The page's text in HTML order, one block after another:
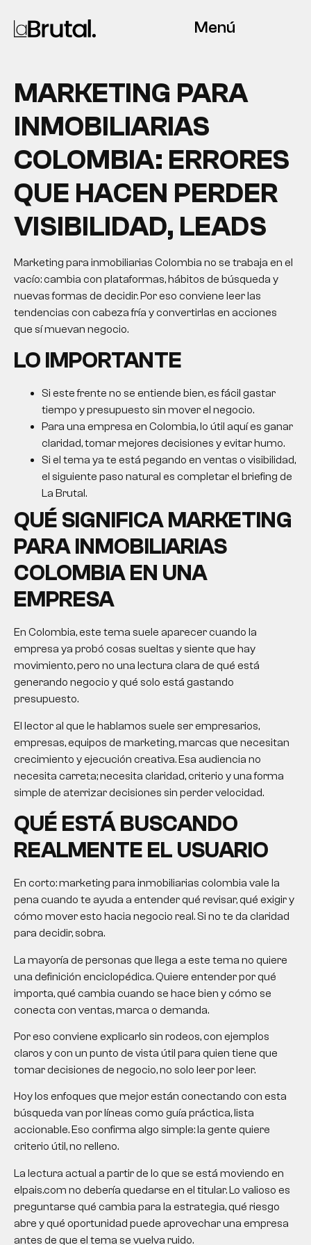
Menú
MARKETING PARA
INMOBILIARIAS
COLOMBIA: ERRORES
QUE HACEN PERDER
VISIBILIDAD, LEADS
Marketing para inmobiliarias Colombia no se trabaja en el
vacío: cambia con plataformas, hábitos de búsqueda y
nuevas formas de decidir. Por eso conviene leer las
tendencias con cabeza fría y convertirlas en acciones
que sí muevan negocio.
LO IMPORTANTE
Si este frente no se entiende bien, es fácil gastar
tiempo y presupuesto sin mover el negocio.
Para una empresa en Colombia, lo útil aquí es ganar
claridad, tomar mejores decisiones y evitar humo.
Si el tema ya te está pegando en ventas o visibilidad,
el siguiente paso natural es completar el briefing de
La Brutal.
QUÉ SIGNIFICAMARKETING
PARA INMOBILIARIAS
COLOMBIAEN UNA
EMPRESA
En Colombia, este tema suele aparecer cuando la
empresa ya probó cosas sueltas y siente que hay
movimiento, pero no una lectura clara de qué está
generando negocio y qué solo está gastando
presupuesto.
El lector al que le hablamos suele ser empresarios,
empresas, equipos de marketing, marcas que necesitan
crecimiento y ejecución creativa. Esa audiencia no
necesita carreta; necesita claridad, criterio y una forma
simple de aterrizar decisiones sin perder velocidad.
QUÉ ESTÁ BUSCANDO
REALMENTE EL USUARIO
En corto:marketing para inmobiliarias colombia vale la
pena cuando te ayuda a entender qué revisar, qué exigir y
cómo mover esto hacia negocio real. Si no te da claridad
para decidir, sobra.
La mayoría de personas que llega a este tema no quiere
una definición enciclopédica. Quiere entender por qué
importa, qué cambia cuando se hace bien y cómo se
conecta con ventas, marca o demanda.
Por eso conviene explicarlo sin rodeos, con ejemplos
claros y con un punto de vista útil para quien tiene que
tomar decisiones de negocio, no solo leer por leer.
Hoy los enfoques que mejor están conectando con esta
búsqueda van por líneas como guía práctica, lista
accionable. Eso confirma algo simple: la gente quiere
criterio útil, no relleno.
La lectura actual a partir de lo que se está moviendo en
elpais.com no debería quedarse en el titular. Lo valioso es
preguntarse qué cambia para la estrategia, qué riesgo
abre y qué oportunidad puede aprovechar una empresa
antes de que el tema se vuelva ruido.